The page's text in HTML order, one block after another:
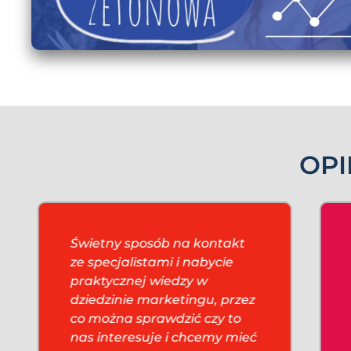
Świetny sposób na kontakt
ze specjalistami i nabycie
praktycznej wiedzy w
dziedzinie marketingu, przez
co można sprawdzić czy to
nas interesuje i chcemy mieć